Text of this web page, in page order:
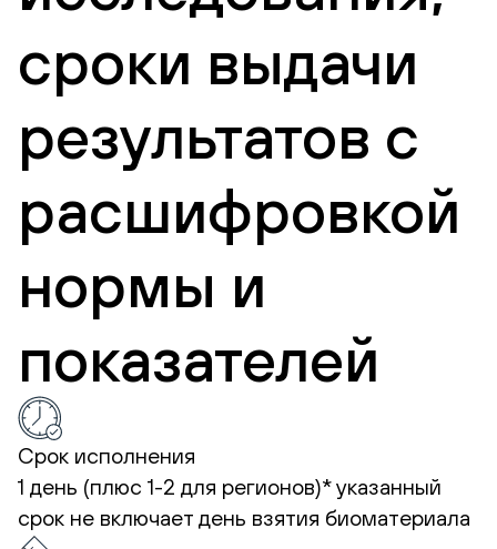
сроки выдачи
результатов с
расшифровкой
нормы и
показателей
Срок исполнения
1 день (плюс 1-2 для регионов)*указанный
срок не включает день взятия биоматериала